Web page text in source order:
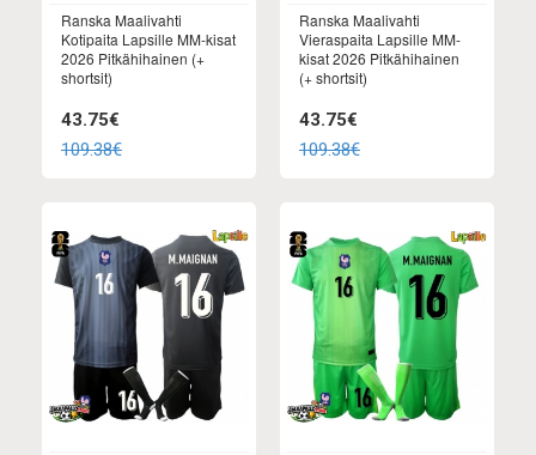
Ranska Maalivahti
Kotipaita Lapsille MM-kisat
2026 Pitkähihainen (+
shortsit)
43.75€
109.38€
Ranska Maalivahti
Vieraspaita Lapsille MM-
kisat 2026 Pitkähihainen
(+ shortsit)
43.75€
109.38€